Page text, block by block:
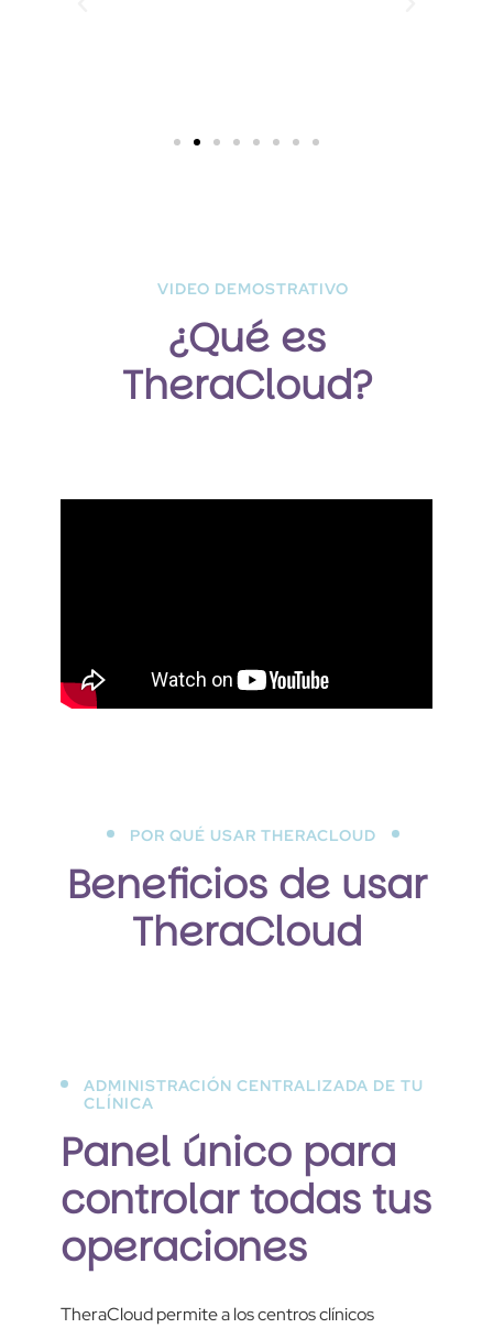
VIDEO DEMOSTRATIVO
¿Qué es
TheraCloud?
POR QUÉ USAR THERACLOUD
Beneficios de usar
TheraCloud
ADMINISTRACIÓN CENTRALIZADA DE TU
CLÍNICA
Panel único para
controlar todas tus
operaciones
TheraCloud permite a los centros clínicos